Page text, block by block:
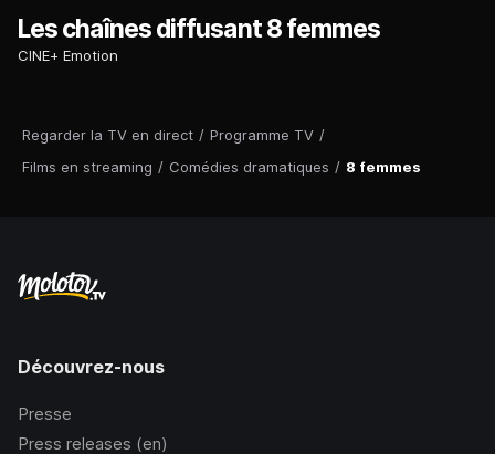
Regarder la TV en direct / Programme TV /
Films en streaming / Comédies dramatiques / 8 femmes
Les chaînes diffusant 8 femmes
CINE+ Emotion
Découvrez-nous
Presse
Press releases (en)